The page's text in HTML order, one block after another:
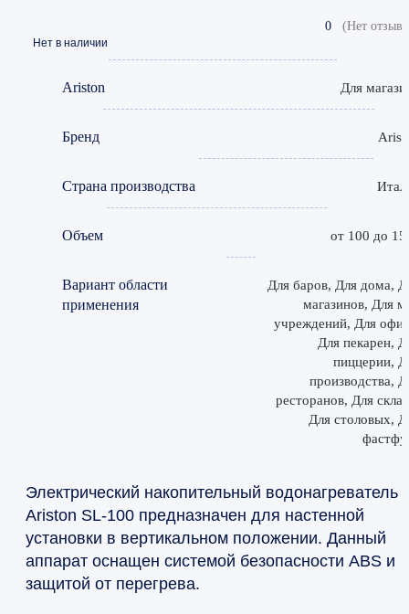
0 (Нет
Нет в наличии
Ariston Для
Бренд
Страна производства
Объем от 100 до
Вариант области
применения
Для баров, Для дома,
магазинов, Для
учреждений, Для
Для пекарен,
пиццерии,
производства,
ресторанов, Для
Для столовых,
Электрический накопительный водонагреватель
Ariston SL-100 предназначен для настенной
установки в вертикальном положении. Данный
аппарат оснащен системой безопасности ABS и
защитой от перегрева.